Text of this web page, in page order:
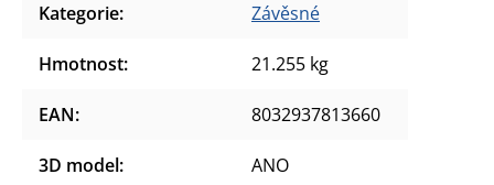
Kategorie: Závěsné
Hmotnost: 21.255 kg
EAN: 8032937813660
3D model: ANO